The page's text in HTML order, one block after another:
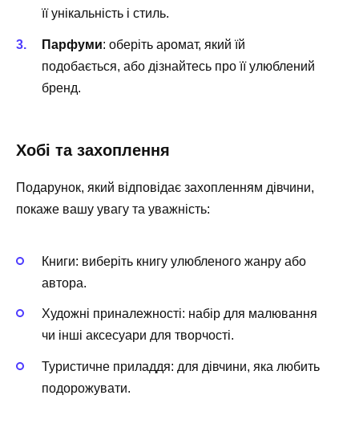
її унікальність і стиль.
Парфуми: оберіть аромат, який їй
подобається, або дізнайтесь про її улюблений
бренд.
Хобі та захоплення
Подарунок, який відповідає захопленням дівчини,
покаже вашу увагу та уважність:
Книги: виберіть книгу улюбленого жанру або
автора.
Художні приналежності: набір для малювання
чи інші аксесуари для творчості.
Туристичне приладдя: для дівчини, яка любить
подорожувати.